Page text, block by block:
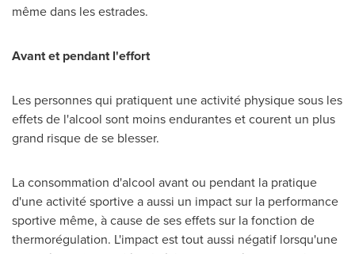
même dans les estrades.
Avant et pendant l'effort
Les personnes qui pratiquent une activité physique sous les
effets de l'alcool sont moins endurantes et courent un plus
grand risque de se blesser.
La consommation d'alcool avant ou pendant la pratique
d'une activité sportive a aussi un impact sur la performance
sportive même, à cause de ses effets sur la fonction de
thermorégulation. L'impact est tout aussi négatif lorsqu'une